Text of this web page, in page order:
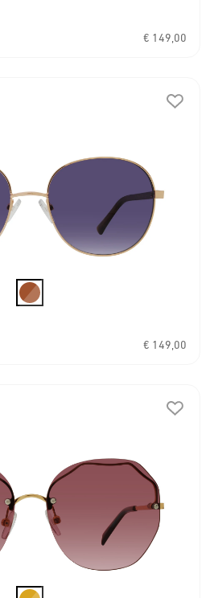
€ 149,00
€ 149,00